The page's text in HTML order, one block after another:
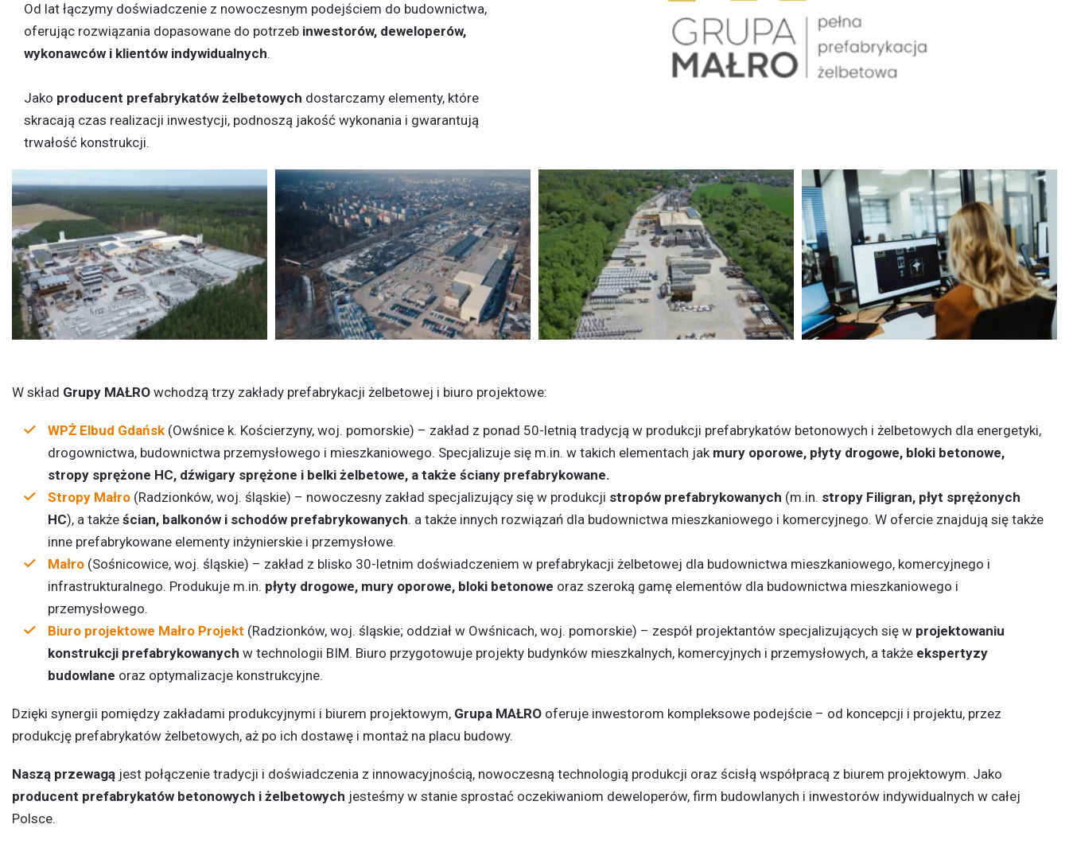
Od lat łączymy doświadczenie z nowoczesnym podejściem do budownictwa,
oferując rozwiązania dopasowane do potrzeb inwestorów, deweloperów,
wykonawców i klientów indywidualnych.
Jako producent prefabrykatów żelbetowych dostarczamy elementy, które
skracają czas realizacji inwestycji, podnoszą jakość wykonania i gwarantują
trwałość konstrukcji.
W skład Grupy MAŁRO wchodzą trzy zakłady prefabrykacji żelbetowej i biuro projektowe:
WPŻ Elbud Gdańsk (Owśnice k. Kościerzyny, woj. pomorskie) – zakład z ponad 50-letnią tradycją w produkcji prefabrykatów betonowych i żelbetowych dla energetyki,
drogownictwa, budownictwa przemysłowego i mieszkaniowego. Specjalizuje się m.in. w takich elementach jakmury oporowe, płyty drogowe, bloki betonowe,
stropy sprężone HC, dźwigary sprężone i belki żelbetowe, a także ściany prefabrykowane.
Stropy Małro (Radzionków, woj. śląskie) – nowoczesny zakład specjalizujący się w produkcji stropów prefabrykowanych (m.in. stropy Filigran, płyt sprężonych
HC), a także ścian, balkonów i schodów prefabrykowanych. a także innych rozwiązań dla budownictwa mieszkaniowego i komercyjnego. W ofercie znajdują się także
inne prefabrykowane elementy inżynierskie i przemysłowe.
Małro (Sośnicowice, woj. śląskie) – zakład z blisko 30-letnim doświadczeniem w prefabrykacji żelbetowej dla budownictwa mieszkaniowego, komercyjnego i
infrastrukturalnego. Produkuje m.in. płyty drogowe, mury oporowe, bloki betonowe oraz szeroką gamę elementów dla budownictwa mieszkaniowego i
przemysłowego.
Biuro projektowe Małro Projekt (Radzionków, woj. śląskie; oddział w Owśnicach, woj. pomorskie) – zespół projektantów specjalizujących się w projektowaniu
konstrukcji prefabrykowanych w technologii BIM. Biuro przygotowuje projekty budynków mieszkalnych, komercyjnych i przemysłowych, a także ekspertyzy
budowlane oraz optymalizacje konstrukcyjne.
Dzięki synergii pomiędzy zakładami produkcyjnymi i biurem projektowym, Grupa MAŁRO oferuje inwestorom kompleksowe podejście – od koncepcji i projektu, przez
produkcję prefabrykatów żelbetowych, aż po ich dostawę i montaż na placu budowy.
Naszą przewagą jest połączenie tradycji i doświadczenia z innowacyjnością, nowoczesną technologią produkcji oraz ścisłą współpracą z biurem projektowym. Jako
producent prefabrykatów betonowych i żelbetowych jesteśmy w stanie sprostać oczekiwaniom deweloperów, firm budowlanych i inwestorów indywidualnych w całej
Polsce.